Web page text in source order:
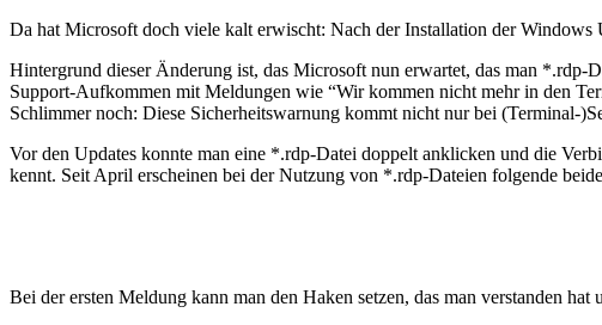
Da hat Microsoft doch viele kalt erwischt: Nach der Installation der
Hintergrund dieser Änderung ist, das Microsoft nun erwartet, das man
Support-Aufkommen mit Meldungen wie “Wir kommen nicht mehr in den
Schlimmer noch: Diese Sicherheitswarnung kommt nicht nur bei (Terminal-
Vor den Updates konnte man eine *.rdp-Datei doppelt anklicken und die
kennt. Seit April erscheinen bei der Nutzung von *.rdp-Dateien folgende
Bei der ersten Meldung kann man den Haken setzen, das man verstanden